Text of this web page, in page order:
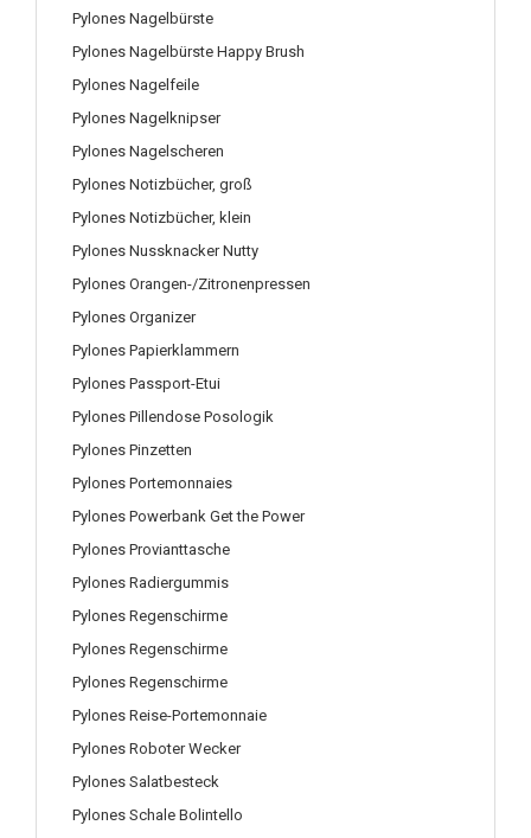
Pylones Nagelbürste
Pylones Nagelbürste Happy Brush
Pylones Nagelfeile
Pylones Nagelknipser
Pylones Nagelscheren
Pylones Notizbücher, groß
Pylones Notizbücher, klein
Pylones Nussknacker Nutty
Pylones Orangen-/Zitronenpressen
Pylones Organizer
Pylones Papierklammern
Pylones Passport-Etui
Pylones Pillendose Posologik
Pylones Pinzetten
Pylones Portemonnaies
Pylones Powerbank Get the Power
Pylones Provianttasche
Pylones Radiergummis
Pylones Regenschirme
Pylones Regenschirme
Pylones Regenschirme
Pylones Reise-Portemonnaie
Pylones Roboter Wecker
Pylones Salatbesteck
Pylones Schale Bolintello